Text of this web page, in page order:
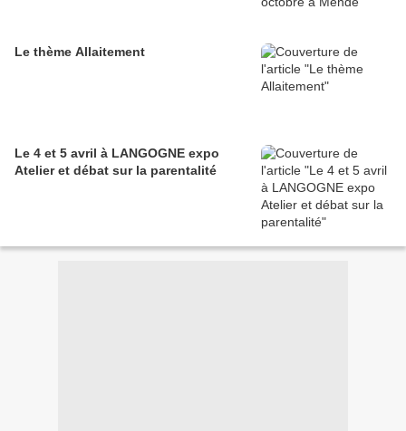
Le thème Allaitement
Le 4 et 5 avril à LANGOGNE expo
Atelier et débat sur la parentalité